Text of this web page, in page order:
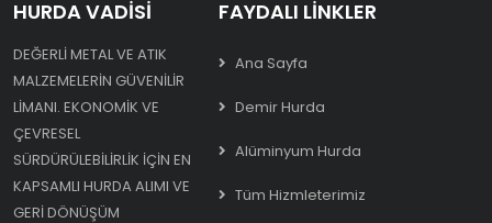
HURDA VADISI
DEĞERLI METAL VE ATIK
MALZEMELERIN GÜVENILIR
LIMANI. EKONOMIK VE
ÇEVRESEL
SÜRDÜRÜLEBILIRLIK IÇIN EN
KAPSAMLI HURDA ALIMI VE
GERI DÖNÜŞÜM
FAYDALI LINKLER
Ana Sayfa
Demir Hurda
Alüminyum Hurda
Tüm Hizmleterimiz